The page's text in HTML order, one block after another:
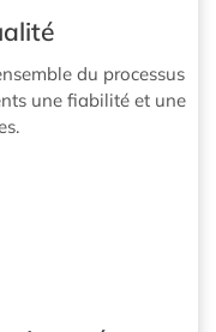
du processus
une fiabilité et une